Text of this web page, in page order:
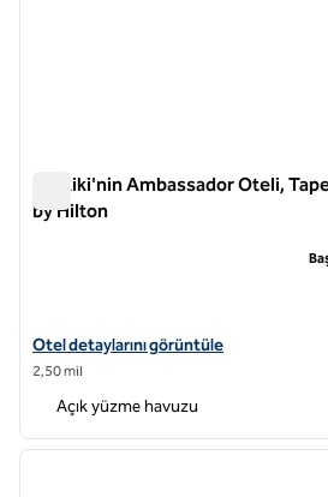
Waikiki'nin Ambassador Oteli,
by Hilton
The Ambassador Hotel of Waikiki,
Otel detaylarını görüntüle
2,50 mil
Açık yüzme havuzu
1 / 12